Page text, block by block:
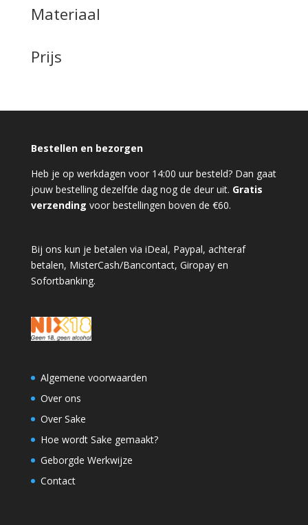
Materiaal
Prijs
Bestellen en bezorgen
Heb je op werkdagen voor 14:00 uur besteld? Dan gaat
jouw bestelling dezelfde dag nog de deur uit. Gratis
verzending voor bestellingen boven de €60.
Bij ons kun je betalen via iDeal, Paypal, achteraf
betalen, MisterCash/Bancontact, Giropay en
Sofortbanking.
Algemene voorwaarden
Over ons
Over Sake
Hoe wordt Sake gemaakt?
Geborgde Werkwijze
Contact